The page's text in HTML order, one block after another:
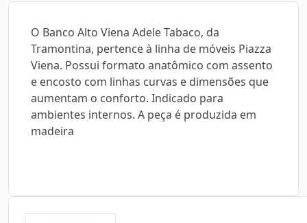
O Banco Alto Viena Adele Tabaco, da
Tramontina, pertence à linha de móveis Piazza
Viena. Possui formato anatômico com assento
e encosto com linhas curvas e dimensões que
aumentam o conforto. Indicado para
ambientes internos. A peça é produzida em
madeira